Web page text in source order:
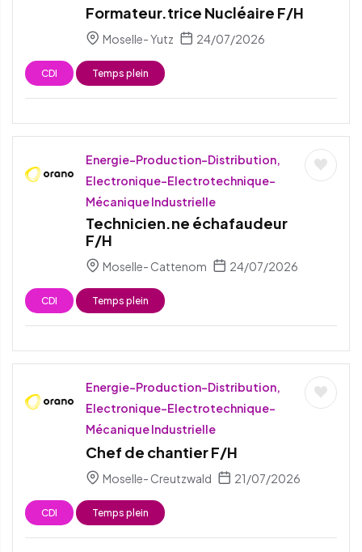
Formateur.trice Nucléaire F/H
Moselle- Yutz 24/07/2026
CDI Temps plein
Energie-Production-Distribution,
Electronique-Electrotechnique-
Mécanique Industrielle
Technicien.ne échafaudeur
F/H
Moselle- Cattenom 24/07/2026
CDI Temps plein
Energie-Production-Distribution,
Electronique-Electrotechnique-
Mécanique Industrielle
Chef de chantier F/H
Moselle- Creutzwald 21/07/2026
CDI Temps plein